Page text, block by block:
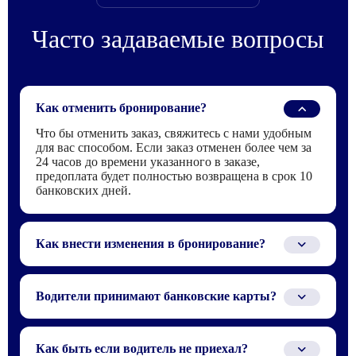
Часто задаваемые вопросы
Как отменить бронирование?
Что бы отменить заказ, свяжитесь с нами удобным
для вас способом. Если заказ отменен более чем за
24 часов до времени указанного в заказе,
предоплата будет полностью возвращена в срок 10
банковских дней.
Как внести изменения в бронирование?
Для того что бы внести изменения в заказ,
свяжитесь с нами по телефону или электронной
почте, которые указаны в бронирование.
Водители принимают банковские карты?
Водителю можно заплатить только наличными или
Как быть если водитель не приехал?